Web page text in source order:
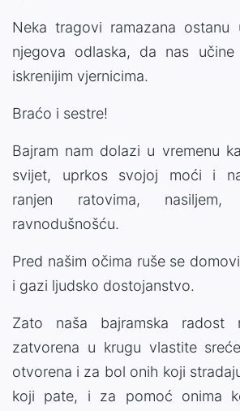
Neka tragovi ramazana
njegova odlaska, da nas
iskrenijim vjernicima.
Braćo i sestre!
Bajram nam dolazi u vremenu
svijet, uprkos svojoj moći i
ranjen ratovima,
ravnodušnošću.
Pred našim očima ruše se
i gazi ljudsko dostojanstvo.
Zato naša bajramska radost
zatvorena u krugu vlastite
otvorena i za bol onih koji
koji pate, i za pomoć onima